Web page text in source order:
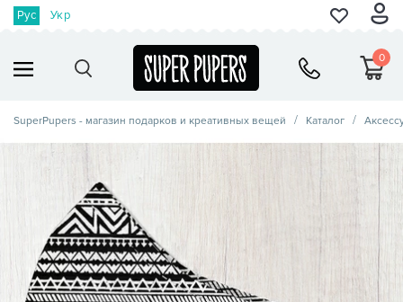
Рус Укр
0
SuperPupers - магазин подарков и креативных вещей Каталог